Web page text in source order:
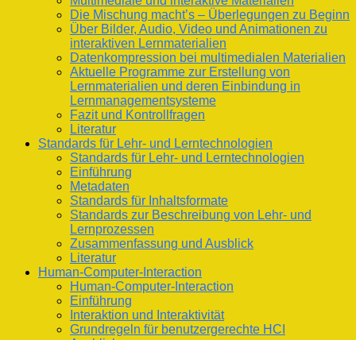
Die Mischung macht’s – Überlegungen zu Beginn
Über Bilder, Audio, Video und Animationen zu
interaktiven Lernmaterialien
Datenkompression bei multimedialen Materialien
Aktuelle Programme zur Erstellung von
Lernmaterialien und deren Einbindung in
Lernmanagementsysteme
Fazit und Kontrollfragen
Literatur
Standards für Lehr- und Lerntechnologien
Standards für Lehr- und Lerntechnologien
Einführung
Metadaten
Standards für Inhaltsformate
Standards zur Beschreibung von Lehr- und
Lernprozessen
Zusammenfassung und Ausblick
Literatur
Human-Computer-Interaction
Human-Computer-Interaction
Einführung
Interaktion und Interaktivität
Grundregeln für benutzergerechte HCI